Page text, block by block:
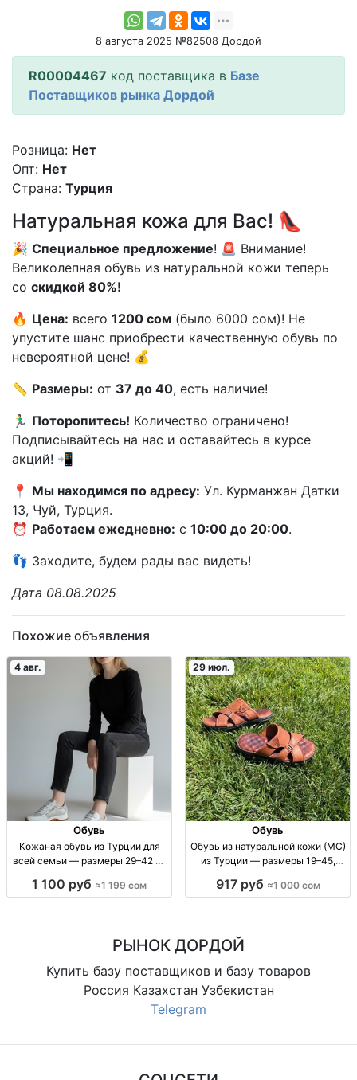
8 августа 2025 №82508 Дордой
R00004467 код поставщика в Базе
Поставщиков рынка Дордой
Розница: Нет
Опт: Нет
Страна: Турция
Натуральная кожа для Вас! 👠
🎉 Специальное предложение! 🚨 Внимание!
Великолепная обувь из натуральной кожи теперь
со скидкой 80%!
🔥 Цена: всего 1200 сом (было 6000 сом)! Не
упустите шанс приобрести качественную обувь по
невероятной цене! 💰
📏 Размеры: от 37 до 40, есть наличие!
🏃‍♂️ Поторопитесь! Количество ограничено!
Подписывайтесь на нас и оставайтесь в курсе
акций! 📲
📍 Мы находимся по адресу: Ул. Курманжан Датки
13, Чуй, Турция.
⏰ Работаем ежедневно: с 10:00 до 20:00.
👣 Заходите, будем рады вас видеть!
Дата 08.08.2025
Похожие объявления
4 авг.
Обувь
Кожаная обувь из Турции для
всей семьи — размеры 29–42 от
Турция; р-ры 29–42; от 1199 сом;
1 100 руб ≈1 199 сом
29 июл.
Обувь
Обувь из натуральной кожи (МС)
из Турции — размеры 19–45,
р-ры 19–45; скидка до -80%; для
917 руб ≈1 000 сом
РЫНОК ДОРДОЙ
Купить базу поставщиков и базу товаров
Россия Казахстан Узбекистан
Telegram